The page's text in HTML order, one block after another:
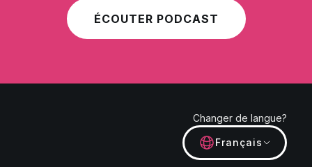
ÉCOUTER PODCAST
Changer de langue?
Français